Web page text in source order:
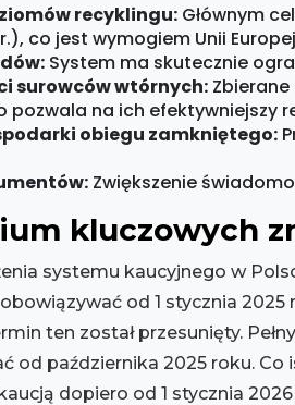
recyklingu: Głównym
co jest wymogiem Unii
System ma skutecznie
surowców wtórnych:
pozwala na ich efektywniejszy
obiegu zamkniętego:
Zwiększenie
kluczowych
systemu kaucyjnego w
od 1 stycznia
ten został przesunięty.
od października 2025 roku.
dopiero od 1 stycznia